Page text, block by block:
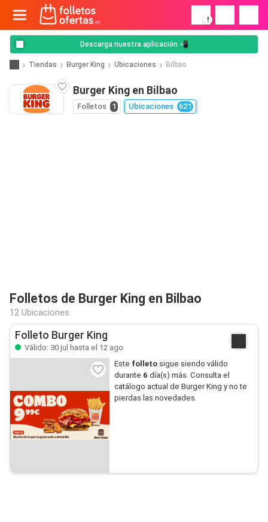
!
Descarga nuestra aplicación 📲
Tiendas Burger King Ubicaciones Bilbao
Burger King en Bilbao
Folletos 1 Ubicaciones 621
Folletos de Burger King en Bilbao
12 Ubicaciones
Folleto Burger King
Válido: 30 jul hasta el 12 ago
Este folletosigue siendo válido
durante 6 día(s) más. Consulta el
catálogo actual de Burger King y no te
pierdas las novedades.